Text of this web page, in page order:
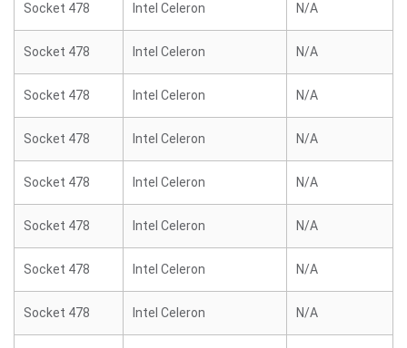
Socket 478 Intel Celeron N/A
Socket 478 Intel Celeron N/A
Socket 478 Intel Celeron N/A
Socket 478 Intel Celeron N/A
Socket 478 Intel Celeron N/A
Socket 478 Intel Celeron N/A
Socket 478 Intel Celeron N/A
Socket 478 Intel Celeron N/A